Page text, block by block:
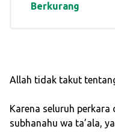
Berkurang
Allah tidak takut
Karena seluruh perkara
subhanahu wa ta’ala,